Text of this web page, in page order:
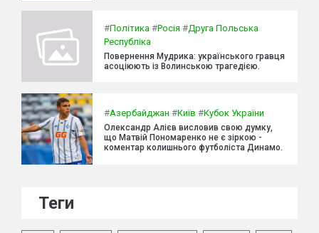
#Політика #Росія #Друга Польська
Республіка
Повернення Мудрика: українського гравця
асоціюють із Волинською трагедією.
#Азербайджан #Київ #Кубок України
Олександр Алієв висловив свою думку,
що Матвій Пономаренко не є зіркою -
коментар колишнього футболіста Динамо.
Теги